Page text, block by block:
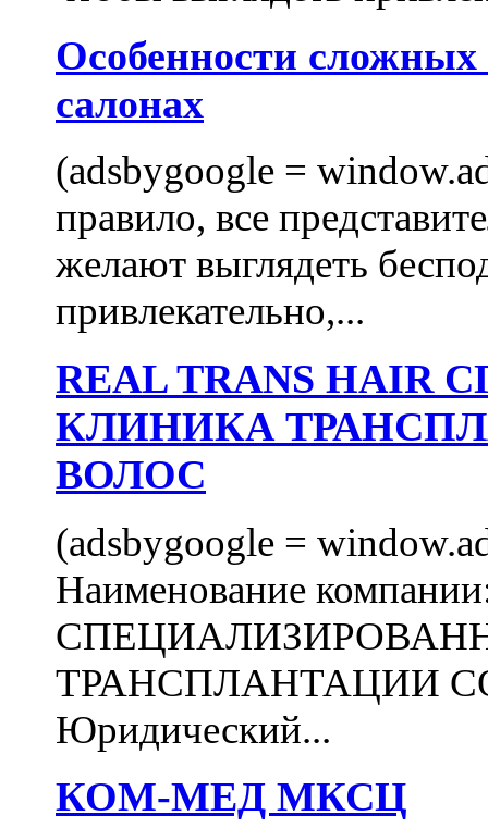
Особенности
салонах
(adsbygoogle =
правило, все
желают выглядеть
привлекательно,...
REAL TRANS
КЛИНИКА
ВОЛОС
(adsbygoogle =
Наименование
ТРАНСПЛАНТАЦИИ
Юридический...
КОМ-МЕД МКСЦ